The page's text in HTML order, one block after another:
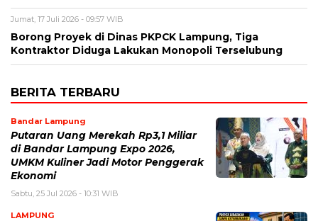
Jumat, 17 Juli 2026 - 09:57 WIB
Borong Proyek di Dinas PKPCK Lampung, Tiga
Kontraktor Diduga Lakukan Monopoli Terselubung
BERITA TERBARU
Bandar Lampung
Putaran Uang Merekah Rp3,1 Miliar
di Bandar Lampung Expo 2026,
UMKM Kuliner Jadi Motor Penggerak
Ekonomi
Sabtu, 25 Jul 2026 - 10:31 WIB
LAMPUNG